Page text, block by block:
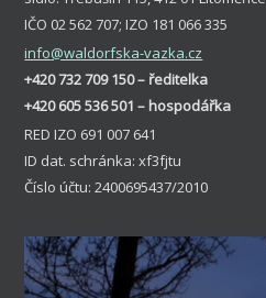
IČO 02 562 707; IZO 181 066 335
info@waldorfska-vazka.cz
+420 732 709 150 – ředitelka
+420 605 536 501 – hospodářka
RED IZO 691 007 641
ID dat. schránka: xf3fjtu
Číslo účtu: 2400695437/2010